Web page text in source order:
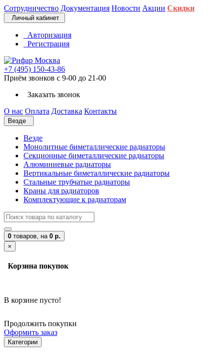
Сотрудничество Документация Новости Акции Скидки
Личный кабинет
Авторизация
Регистрация
+7 (495) 150-43-86
Приём звонков с 9-00 до 21-00
Заказать звонок
О нас Оплата Доставка Контакты
Везде
Везде
Монолитные биметаллические радиаторы
Секционные биметаллические радиаторы
Алюминиевые радиаторы
Вертикальные биметаллические радиаторы
Стальные трубчатые радиаторы
Краны для радиаторов
Комплектующие к радиаторам
0 товаров, на 0 р.
×
Корзина покупок
В корзине пусто!
Продолжить покупки
Оформить заказ
Категории